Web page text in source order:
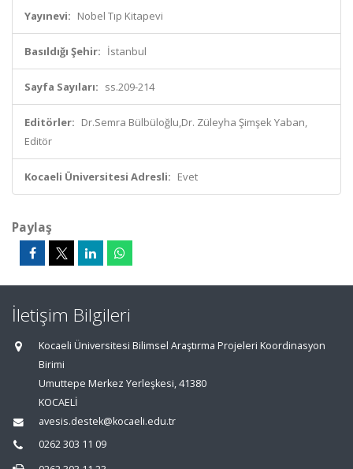
Yayınevi: Nobel Tıp Kitapevi
Basıldığı Şehir: İstanbul
Sayfa Sayıları: ss.209-214
Editörler: Dr.Semra Bülbüloğlu,Dr. Züleyha Şimşek Yaban,
Editör
Kocaeli Üniversitesi Adresli: Evet
Paylaş
İletişim Bilgileri
Kocaeli Üniversitesi Bilimsel Araştırma Projeleri Koordinasyon
Birimi
Umuttepe Merkez Yerleşkesi, 41380
KOCAELİ
avesis.destek@kocaeli.edu.tr
0262 303 11 09